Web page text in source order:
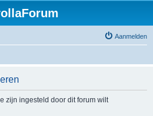
Aanmelden
zijn ingesteld door dit forum wilt